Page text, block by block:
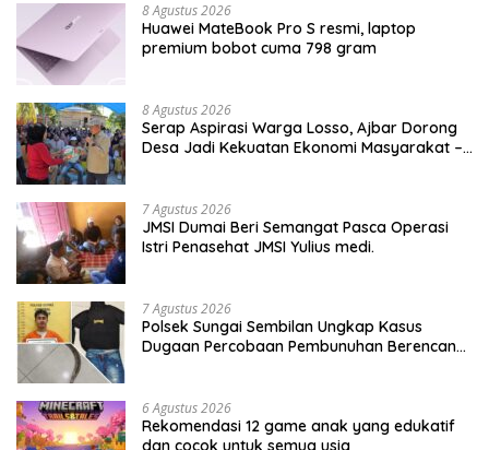
8 Agustus 2026
Huawei MateBook Pro S resmi, laptop
premium bobot cuma 798 gram
8 Agustus 2026
Serap Aspirasi Warga Losso, Ajbar Dorong
Desa Jadi Kekuatan Ekonomi Masyarakat –
7 Agustus 2026
JMSI Dumai Beri Semangat Pasca Operasi
Istri Penasehat JMSI Yulius medi.
7 Agustus 2026
Polsek Sungai Sembilan Ungkap Kasus
Dugaan Percobaan Pembunuhan Berencana,
6 Agustus 2026
Rekomendasi 12 game anak yang edukatif
dan cocok untuk semua usia